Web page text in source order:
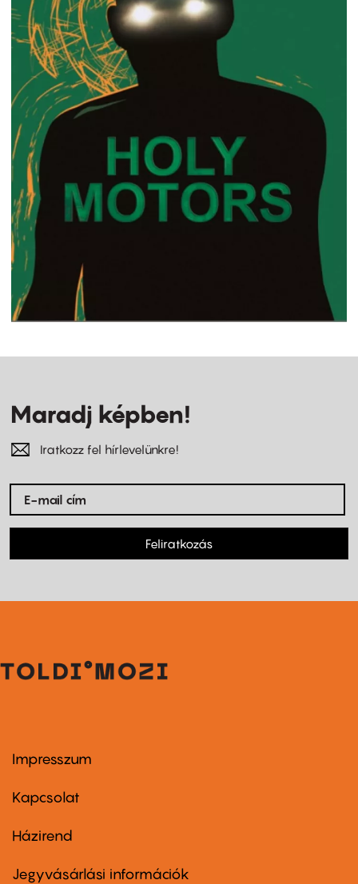
Maradj képben!
Iratkozz fel hírlevelünkre!
Feliratkozás
Footer
first
Impresszum
Kapcsolat
Footer
second
Házirend
Jegyvásárlási információk